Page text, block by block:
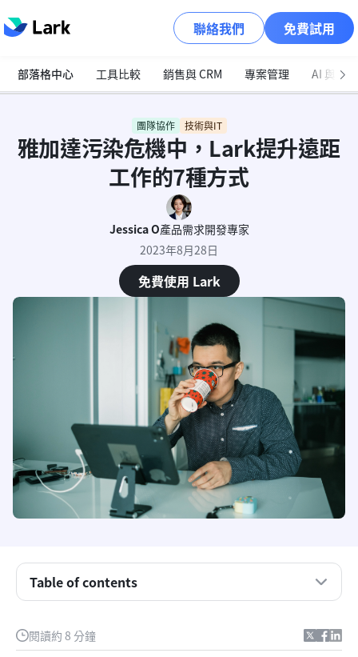
聯絡我們 免費試用
部落格中心 工具比較 銷售與 CRM 專案管理 AI 與自
團隊協作 技術與IT
雅加達污染危機中，Lark提升遠距
工作的7種方式
Jessica O產品需求開發專家
2023年8月28日
免費使用 Lark
閱讀約 8 分鐘
Table of contents
2. 簡化審批流程：擺脫繁瑣的文書工作
3. 保持您的對話安全
4. 會議，隨時隨地